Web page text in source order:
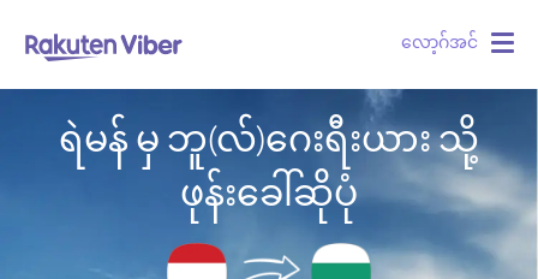
လော့ဂ်အင်
ရဲမန် မှ ဘူ(လ်)ဂေးရီးယား သို့
ဖုန်းခေါ်ဆိုပုံ